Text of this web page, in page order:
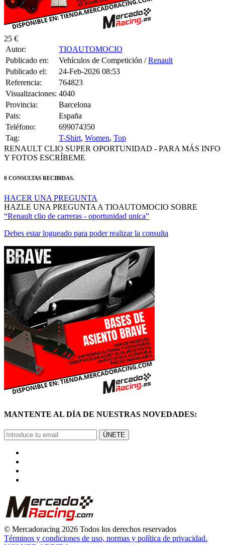
RENAULT CLIO SUPER OPORTUNIDAD - PARA MÁS INFO
Y FOTOS ESCRÍBEME
0 CONSULTAS RECIBIDAS.
HACER UNA PREGUNTA
HAZLE UNA PREGUNTA A TIOAUTOMOCIO SOBRE
Debes estar logueado para poder realizar la consulta
MANTENTE AL DÍA DE NUESTRAS NOVEDADES:
ÚNETE
© Mercadoracing 2026 Todos los derechos reservados
GRACIAS
POR SUSCRIBIRTE
Pronto comenzarás a recibir nuestras novedades